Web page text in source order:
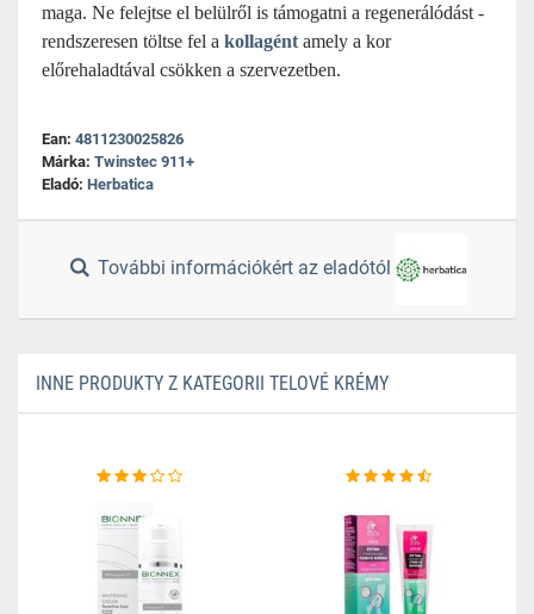
maga. Ne felejtse el belülről is támogatni a regenerálódást -
rendszeresen töltse fel a kollagént amely a kor
előrehaladtával csökken a szervezetben.
Ean: 4811230025826
Márka: Twinstec 911+
Eladó: Herbatica
További információkért az eladótól
INNE PRODUKTY Z KATEGORII TELOVÉ KRÉMY